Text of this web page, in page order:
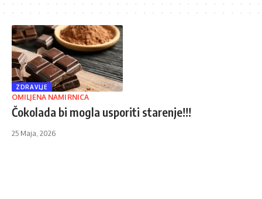
ZDRAVLJE
OMILJENA NAMIRNICA
Čokolada bi mogla usporiti starenje!!!
25 Maja, 2026